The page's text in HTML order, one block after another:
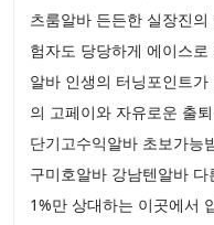
츠룸알바 든든한 실장진
험자도 당당하게 에이스
알바 인생의 터닝포인트
의 고페이와 자유로운 출
단기고수익알바 초보가능
구미호알바 강남텐알바
1%만 상대하는 이곳에서